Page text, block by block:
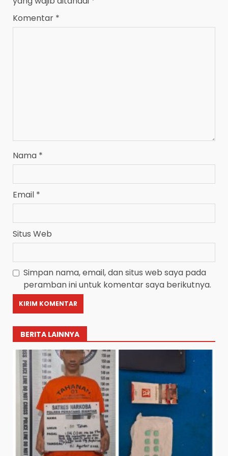
Komentar *
Nama *
Email *
Situs Web
Simpan nama, email, dan situs web saya pada
peramban ini untuk komentar saya berikutnya.
BERITA LAINNYA